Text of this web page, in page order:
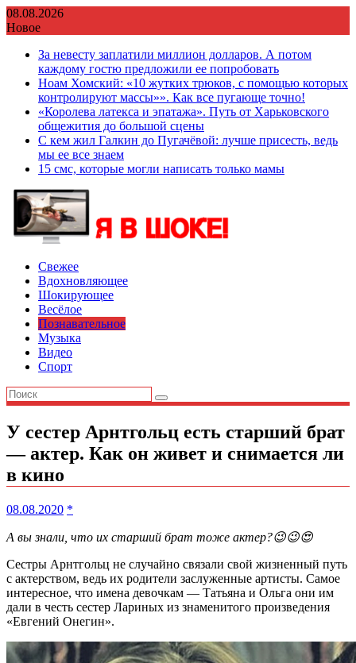
Перейти
к
08.08.2026
Новое
За невесту заплатили миллион долларов. А потом
каждому гостю предложили ее попробовать
Ноам Хомский: «10 жутких трюков, с помощью которых
контролируют массы»». Как все пугающе точно!
«Королева латекса и эпатажа». Путь от Харьковского
общежития до большой сцены
С кем жил Галкин до Пугачёвой: лучше присесть, ведь
мы ее все знаем
15 смс, которые могли написать только мамы
Свежее
Вдохновляющее
Шокирующее
Весёлое
Познавательное
Музыка
Видео
Спорт
У сестер Арнтгольц есть старший брат
— актер. Как он живет и снимается ли
в кино
08.08.2020 *
А вы знали, что их старший брат тоже актер?😉😉😍
Сестры Арнтгольц не случайно связали свой жизненный путь
с актерством, ведь их родители заслуженные артисты. Самое
интересное, что имена девочкам — Татьяна и Ольга они им
дали в честь сестер Лариных из знаменитого произведения
«Евгений Онегин».